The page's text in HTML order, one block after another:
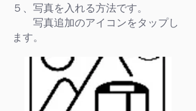
５、写真を入れる方法です。
写真追加のアイコンをタップし
ます。